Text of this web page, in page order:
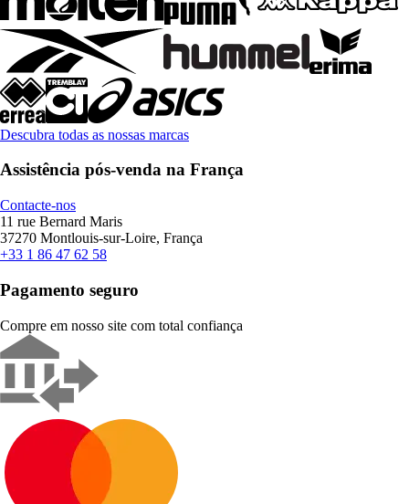
Descubra todas as nossas marcas
Assistência pós-venda na França
Contacte-nos
11 rue Bernard Maris
37270 Montlouis-sur-Loire, França
+33 1 86 47 62 58
Pagamento seguro
Compre em nosso site com total confiança